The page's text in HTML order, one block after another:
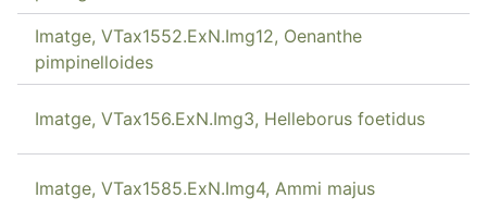
Imatge, VTax1552.ExN.Img12, Oenanthe
pimpinelloides
Imatge, VTax156.ExN.Img3, Helleborus foetidus
Imatge, VTax1585.ExN.Img4, Ammi majus